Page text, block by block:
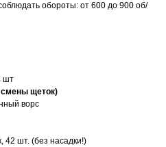
обороты: от 600 до 900 об/
шт
смены щеток)
ворс
42 шт. (без насадки!)